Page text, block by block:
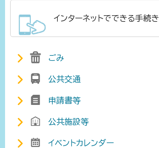
インターネットでできる手続き
ごみ
公共交通
申請書等
公共施設等
イベントカレンダー